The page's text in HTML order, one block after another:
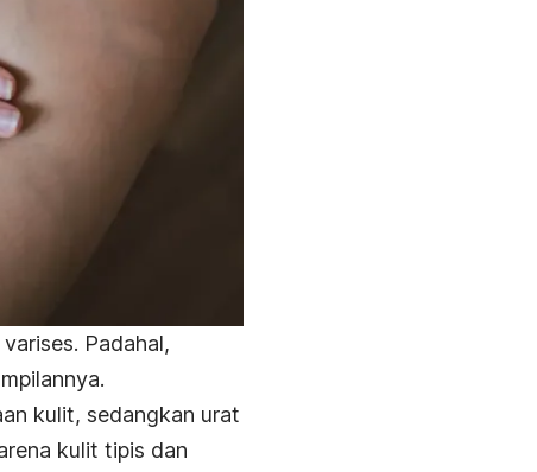
Padahal,
kulit, sedangkan urat
kulit tipis dan